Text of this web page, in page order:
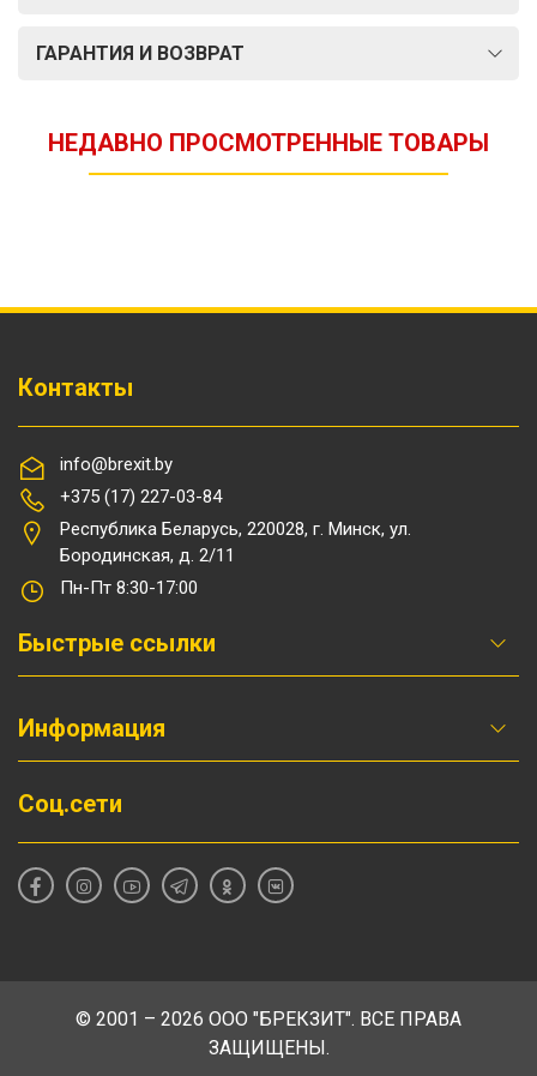
ГАРАНТИЯ И ВОЗВРАТ
НЕДАВНО ПРОСМОТРЕННЫЕ ТОВАРЫ
Контакты
info@brexit.by
+375 (17) 227-03-84
Республика Беларусь, 220028, г. Минск, ул.
Бородинская, д. 2/11
Пн-Пт 8:30-17:00
Быстрые ссылки
Информация
Соц.сети
© 2001 – 2026 ООО "БРЕКЗИТ". ВСЕ ПРАВА
ЗАЩИЩЕНЫ.